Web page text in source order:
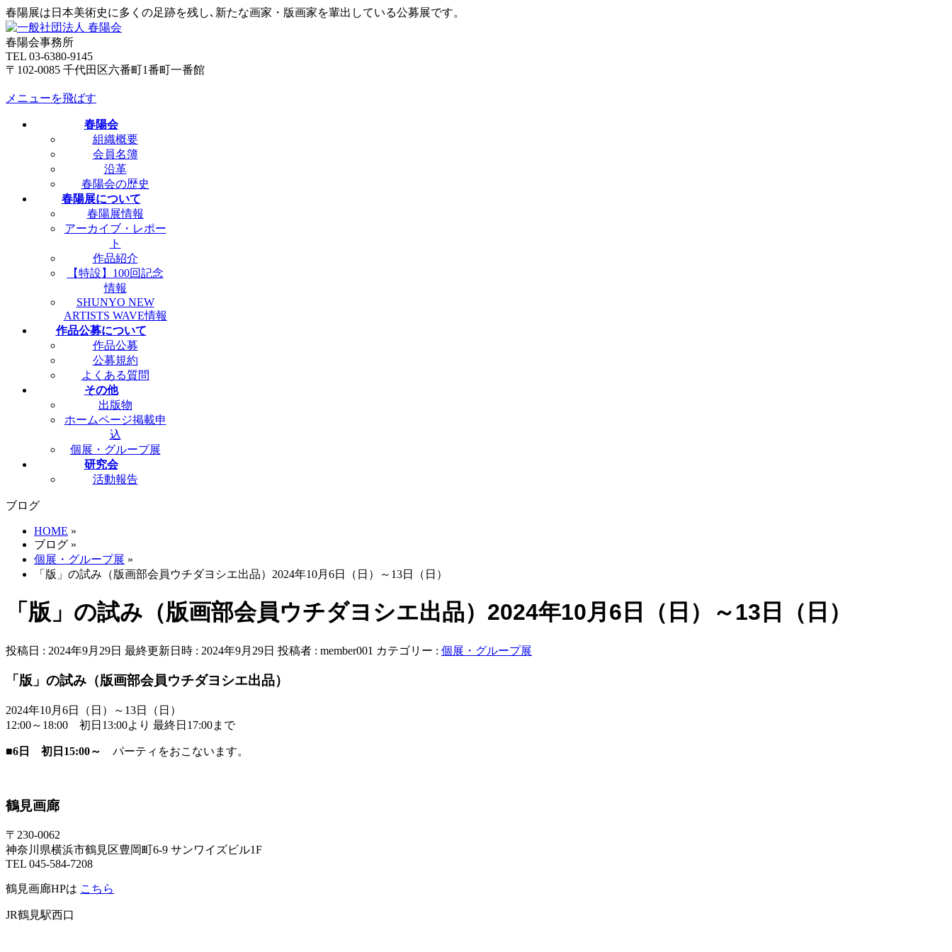
春陽展は日本美術史に多くの足跡を残し､新たな画家・版画家を輩出している公募展です。
春陽会事務所
TEL 03-6380-9145
〒102-0085 千代田区六番町1番町一番館
メニューを飛ばす
春陽会
組織概要
会員名簿
沿革
春陽会の歴史
春陽展について
春陽展情報
アーカイブ・レポー
ト
作品紹介
【特設】100回記念
情報
SHUNYO NEW
ARTISTS WAVE情報
作品公募について
作品公募
公募規約
よくある質問
その他
出版物
ホームページ掲載申
込
個展・グループ展
研究会
活動報告
ブログ
HOME »
ブログ »
個展・グループ展 »
「版」の試み（版画部会員ウチダヨシエ出品）2024年10月6日（日）～13日（日）
「版」の試み（版画部会員ウチダヨシエ出品）2024年10月6日（日）～13日（日）
投稿日 : 2024年9月29日 最終更新日時 : 2024年9月29日 投稿者 : member001 カテゴリー : 個展・グループ展
「版」の試み（版画部会員ウチダヨシエ出品）
2024年10月6日（日）～13日（日）
12:00～18:00 初日13:00より 最終日17:00まで
■6日 初日15:00～ パーティをおこないます。
鶴見画廊
〒230-0062
神奈川県横浜市鶴見区豊岡町6-9 サンワイズビル1F
TEL 045-584-7208
鶴見画廊HPは こちら
JR鶴見駅西口